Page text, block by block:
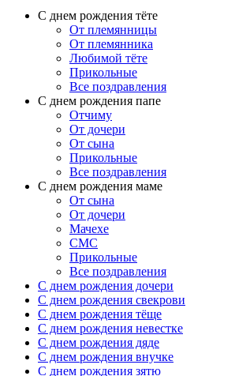
С днем рождения тёте
От племянницы
От племянника
Любимой тёте
Прикольные
Все поздравления
C днем рождения папе
Отчиму
От дочери
От сына
Прикольные
Все поздравления
С днем рождения маме
От сына
От дочери
Мачехе
СМС
Прикольные
Все поздравления
C днем рождения дочери
C днем рождения свекрови
C днем рождения тёще
C днем рождения невестке
C днем рождения дяде
C днем рождения внучке
C днем рождения зятю